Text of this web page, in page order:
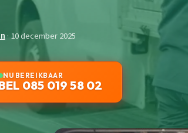
· 10 december 2025
NU BEREIKBAAR
085 019 58 02